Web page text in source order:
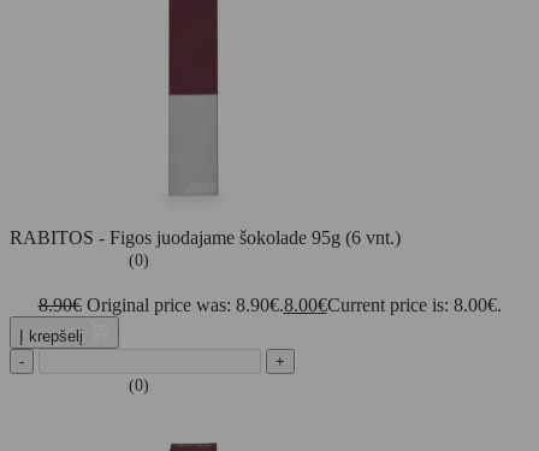
RABITOS - Figos juodajame šokolade 95g (6 vnt.)
(0)
8.90€ Original price was: 8.90€.8.00€Current price is: 8.00€.
Į krepšelį
-
+
(0)